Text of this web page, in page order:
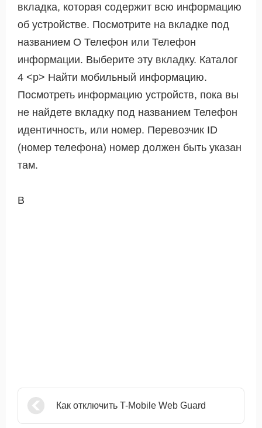
вкладка, которая содержит всю информацию
об устройстве. Посмотрите на вкладке под
названием О Телефон или Телефон
информации. Выберите эту вкладку. Каталог
4 <р> Найти мобильный информацию.
Посмотреть информацию устройств, пока вы
не найдете вкладку под названием Телефон
идентичность, или номер. Перевозчик ID
(номер телефона) номер должен быть указан
там.
В
Как отключить T-Mobile Web Guard